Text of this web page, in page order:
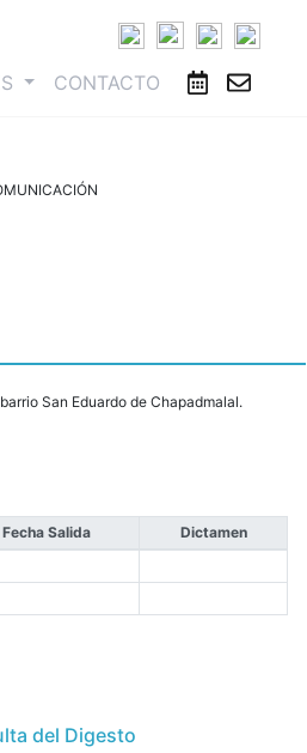
CONTACTO
San Eduardo de Chapadmalal.
Fecha Salida
Dictamen
del Digesto